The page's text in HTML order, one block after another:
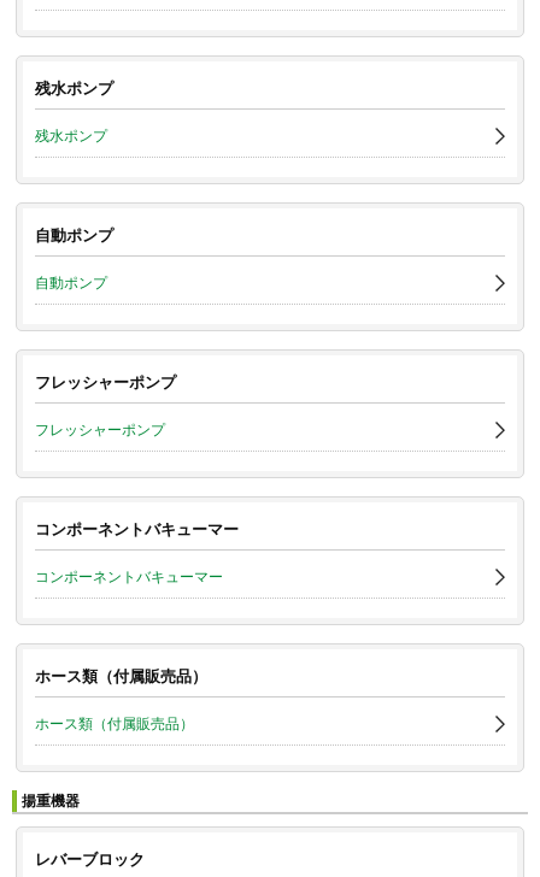
残水ポンプ
残水ポンプ
自動ポンプ
自動ポンプ
フレッシャーポンプ
フレッシャーポンプ
コンポーネントバキューマー
コンポーネントバキューマー
ホース類（付属販売品）
ホース類（付属販売品）
揚重機器
レバーブロック